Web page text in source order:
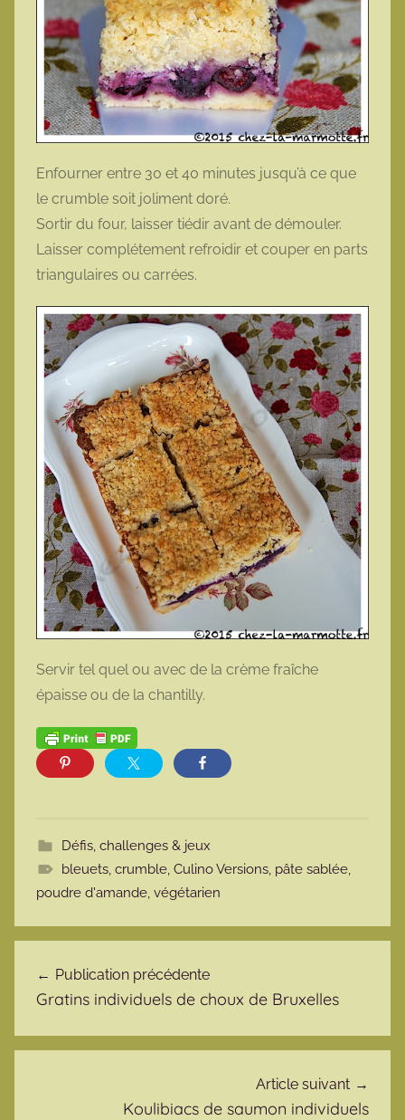
Enfourner entre 30 et 40 minutes jusqu’à ce que
le crumble soit joliment doré.
Sortir du four, laisser tiédir avant de démouler.
Laisser complétement refroidir et couper en parts
triangulaires ou carrées.
Servir tel quel ou avec de la crème fraîche
épaisse ou de la chantilly.
Défis, challenges & jeux
bleuets, crumble, Culino Versions, pâte sablée,
poudre d'amande, végétarien
Publication précédente
Gratins individuels de choux de Bruxelles
Article suivant
Koulibiacs de saumon individuels